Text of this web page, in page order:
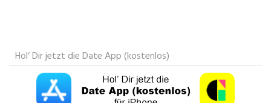
Hol‘ Dir jetzt die Date App (kostenlos)